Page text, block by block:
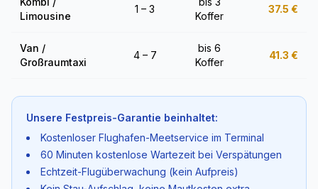
Limousine
1 – 3
Koffer
37.5 €
Van /
Großraumtaxi
4 – 7
bis 6
Koffer
41.3 €
Unsere Festpreis-Garantie beinhaltet:
Kostenloser Flughafen-Meetservice im Terminal
60 Minuten kostenlose Wartezeit bei Verspätungen
Echtzeit-Flugüberwachung (kein Aufpreis)